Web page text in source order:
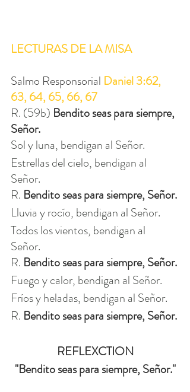
LECTURAS DE LA MISA
Salmo Responsorial Daniel 3:62,
63, 64, 65, 66, 67
R. (59b) Bendito seas para siempre,
Señor.
Sol y luna, bendigan al Señor.
Estrellas del cielo, bendigan al
Señor.
R. Bendito seas para siempre, Señor.
Lluvia y rocío, bendigan al Señor.
Todos los vientos, bendigan al
Señor.
R. Bendito seas para siempre, Señor.
Fuego y calor, bendigan al Señor.
Fríos y heladas, bendigan al Señor.
R. Bendito seas para siempre, Señor.
REFLEXCTION
"Bendito seas para siempre, Señor."